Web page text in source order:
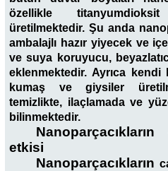
özellikle
üretilmektedir. Şu anda
ambalajlı hazır yiyecek ve
ve suya koruyucu,
eklenmektedir. Ayrıca
kumaş ve giysiler
temizlikte, ilaçlamada ve
bilinmektedir.
etkisi
Nanoparçacıkların